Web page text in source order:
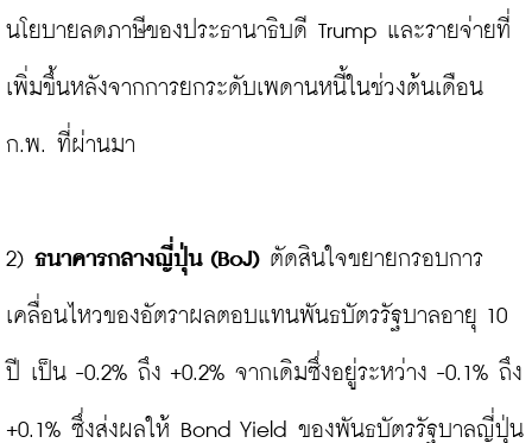
นโยบายลดภาษีของประธานาธิบดี Trump และรายจ่ายที่
เพิ่มขึ้นหลังจากการยกระดับเพดานหนี้ในช่วงต้นเดือน
ก.พ. ที่ผ่านมา
2) ธนาคารกลางญี่ปุ่น (BoJ) ตัดสินใจขยายกรอบการ
เคลื่อนไหวของอัตราผลตอบแทนพันธบัตรรัฐบาลอายุ 10
ปี เป็น -0.2% ถึง +0.2% จากเดิมซึ่งอยู่ระหว่าง -0.1% ถึง
+0.1% ซึ่งส่งผลให้ Bond Yield ของพันธบัตรรัฐบาลญี่ปุ่น